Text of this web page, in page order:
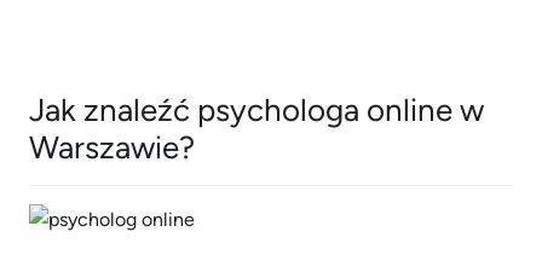
Jak znaleźć psychologa online w
Warszawie?